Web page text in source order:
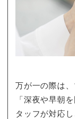
万が一の際は
「深夜や早朝
タッフが対応